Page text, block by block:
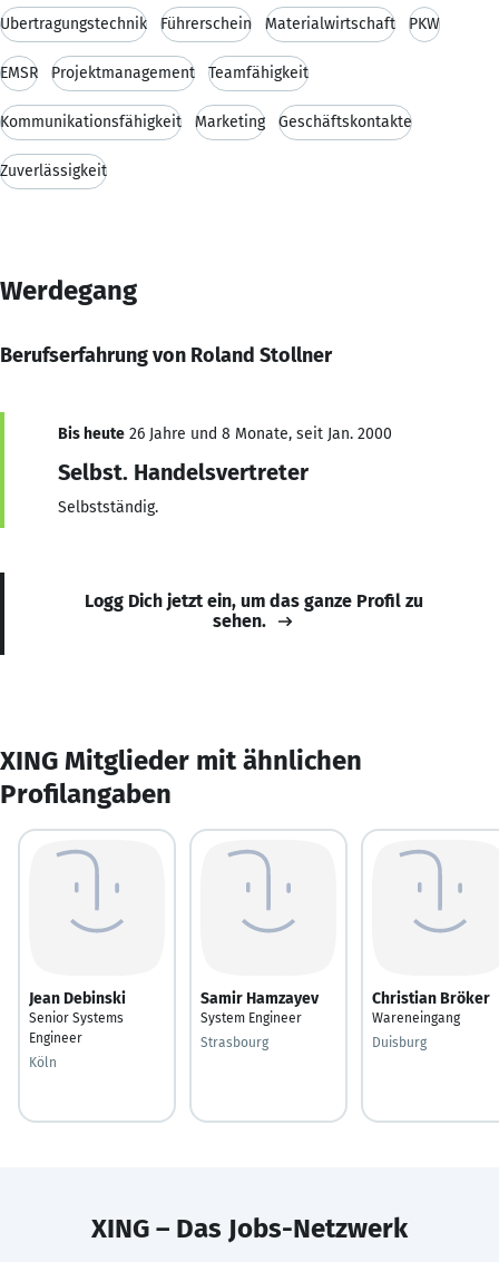
Übertragungstechnik Führerschein Materialwirtschaft PKW
EMSR Projektmanagement Teamfähigkeit
Kommunikationsfähigkeit Marketing Geschäftskontakte
Zuverlässigkeit
Werdegang
Berufserfahrung von Roland Stollner
Bis heute 26 Jahre und 8 Monate, seit Jan. 2000
Selbst. Handelsvertreter
Selbstständig.
Logg Dich jetzt ein, um das ganze Profil zu
sehen.
XING Mitglieder mit ähnlichen
Profilangaben
Jean Debinski
Senior Systems
Engineer
Köln
Samir Hamzayev
System Engineer
Strasbourg
Christian Bröker
Wareneingang
Duisburg
XING – Das Jobs-Netzwerk